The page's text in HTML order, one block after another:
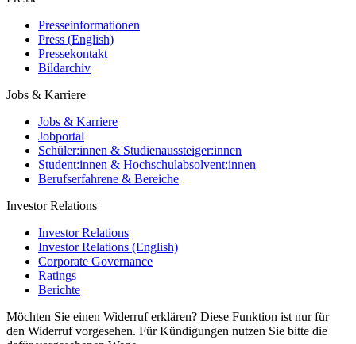
Presseinformationen
Press (English)
Pressekontakt
Bildarchiv
Jobs & Karriere
Jobs & Karriere
Jobportal
Schüler:innen & Studienaussteiger:innen
Student:innen & Hochschulabsolvent:innen
Berufserfahrene & Bereiche
Investor Relations
Investor Relations
Investor Relations (English)
Corporate Governance
Ratings
Berichte
Möchten Sie einen Widerruf erklären? Diese Funktion ist nur für
den Widerruf vorgesehen. Für Kündigungen nutzen Sie bitte die